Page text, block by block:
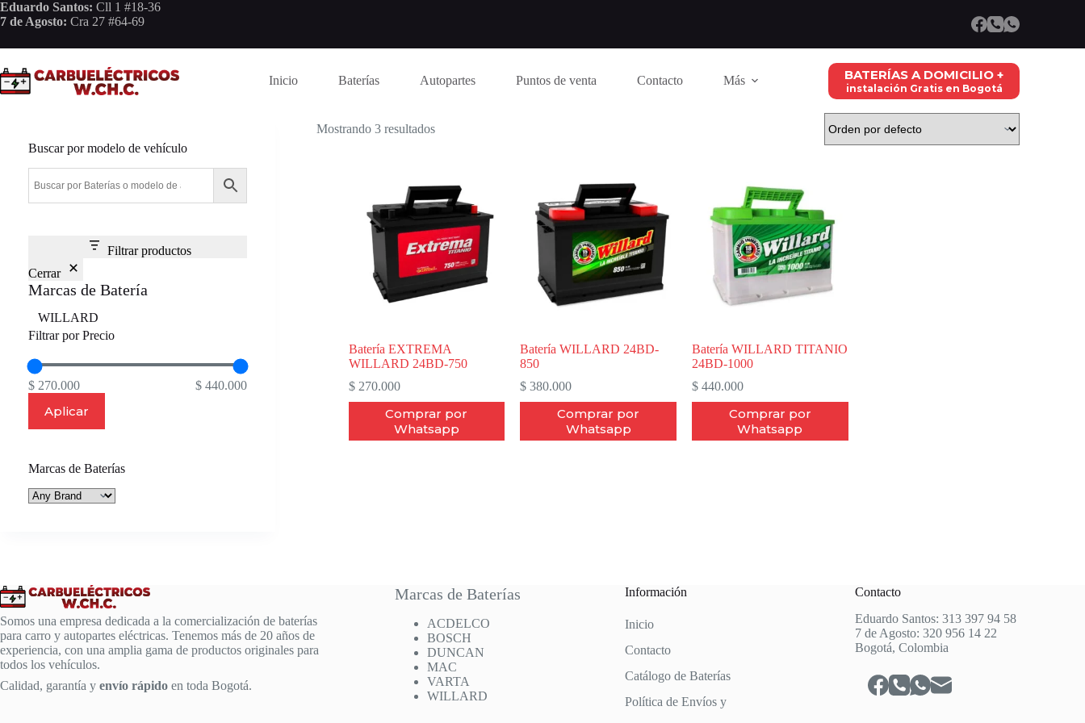
Saltar
al
Eduardo Santos: Cll 1 #18-36
7 de Agosto: Cra 27 #64-69
Inicio Baterías Autopartes Puntos de venta Contacto Más BATERÍAS A DOMICILIO +
instalación Gratis en Bogotá
Mostrando 3 resultados
Batería EXTREMA
WILLARD 24BD-750
$270.000
Comprar por
Whatsapp
Batería WILLARD 24BD-
850
$ 380.000
Comprar por
Whatsapp
Batería WILLARD TITANIO
24BD-1000
$440.000
Comprar por
Whatsapp
Buscar por modelo de vehículo
Filtrar productos
Cerrar
Marcas de Batería
Marca
WILLARD
Filtrar por Precio
$ 270.000 $ 440.000
Aplicar
Marcas de Baterías
Somos una empresa dedicada a la comercialización de baterías
para carro y autopartes eléctricas. Tenemos más de 20 años de
experiencia, con una amplia gama de productos originales para
todos los vehículos.
Calidad, garantía y envío rápido en toda Bogotá.
Marcas de Baterías
ACDELCO
BOSCH
DUNCAN
MAC
VARTA
WILLARD
Información
Inicio
Contacto
Catálogo de Baterías
Política de Envíos y
Contacto
Eduardo Santos: 313 397 94 58
7 de Agosto: 320 956 14 22
Bogotá, Colombia